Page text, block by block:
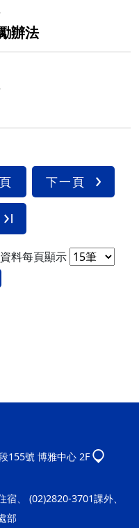
辦法
下一頁
資料每頁顯示
155號 博雅中心 2F
、 (02)2820-3701課外、
部